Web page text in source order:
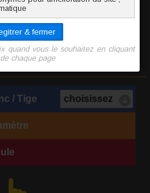
/ Tige